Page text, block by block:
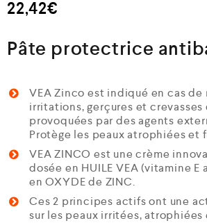
22,42€
Pâte protectrice
VEA Zinco est indiqué en cas de
irritations, gerçures et crevasses
provoquées par des agents
Protège les peaux atrophiées et
VEA ZINCO est une crème
dosée en HUILE VEA (vitamine
en OXYDE de ZINC.
Ces 2 principes actifs ont une
sur les peaux irritées, atrophiées